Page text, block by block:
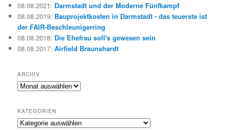
n
08.08.2021: Darmstadt und der Moderne Fünfkampf
08.08.2019: Bauprojektkosten in Darmstadt - das teuerste ist
der FAIR-Beschleunigerring
08.08.2018: Die Ehefrau soll's gewesen sein
08.08.2017:Airfield Braunshardt
ARCHIV
Archiv
KATEGORIEN
Kategorien